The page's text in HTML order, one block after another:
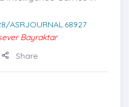
ASRJOURNAL.68927
Bayraktar
Share